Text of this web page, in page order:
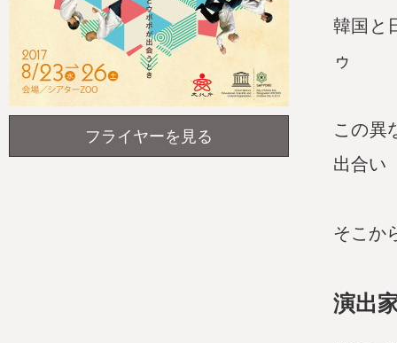
韓国と
ゥ
この異
出合い
そこか
演出
フライヤーを見る